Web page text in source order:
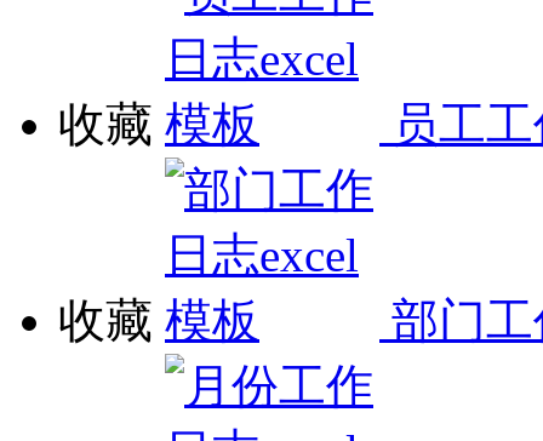
收藏 员工
收藏 部门工